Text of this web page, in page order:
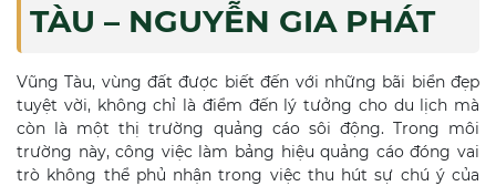
TÀU – NGUYỄN GIA PHÁT
Vũng Tàu, vùng đất được biết đến với những bãi biển đẹp
tuyệt vời, không chỉ là điểm đến lý tưởng cho du lịch mà
còn là một thị trường quảng cáo sôi động. Trong môi
trường này, công việc làm bảng hiệu quảng cáo đóng vai
trò không thể phủ nhận trong việc thu hút sự chú ý của